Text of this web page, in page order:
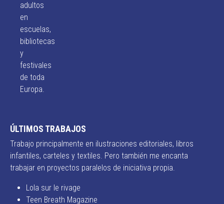
adultos
en
escuelas,
bibliotecas
y
festivales
de toda
Europa.
ÚLTIMOS TRABAJOS
Trabajo principalmente en ilustraciones editoriales, libros
infantiles, carteles y textiles. Pero también me encanta
trabajar en proyectos paralelos de iniciativa propia.
Lola sur le rivage
Teen Breath Magazine